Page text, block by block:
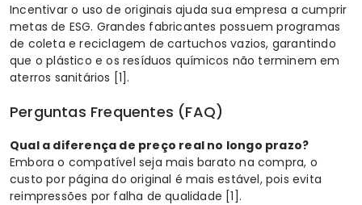
Incentivar o uso de originais ajuda sua empresa a cumprir
metas de ESG. Grandes fabricantes possuem programas
de coleta e reciclagem de cartuchos vazios, garantindo
que o plástico e os resíduos químicos não terminem em
aterros sanitários [1].
Perguntas Frequentes (FAQ)
Qual a diferença de preço real no longo prazo?
Embora o compatível seja mais barato na compra, o
custo por página do original é mais estável, pois evita
reimpressões por falha de qualidade [1].